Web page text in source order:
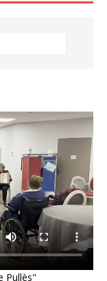
Pullès"